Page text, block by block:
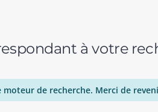
à votre
de recherche. Merci de